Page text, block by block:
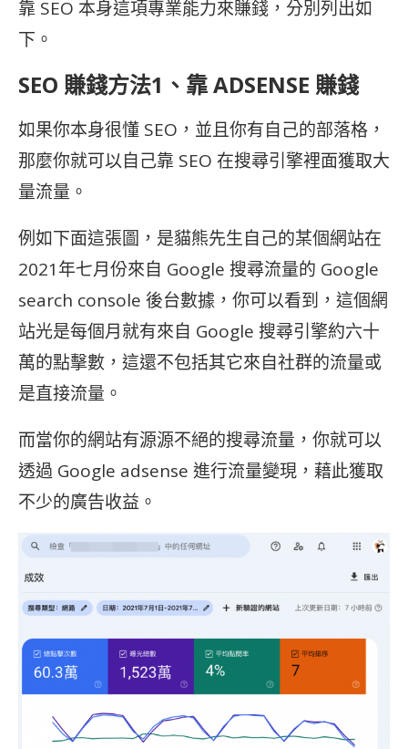
靠 SEO 本身這項專業能力來賺錢，分別列出如
下。
SEO 賺錢方法1、靠 ADSENSE 賺錢
如果你本身很懂 SEO，並且你有自己的部落格，
那麼你就可以自己靠 SEO 在搜尋引擎裡面獲取大
量流量。
例如下面這張圖，是貓熊先生自己的某個網站在
2021年七月份來自 Google 搜尋流量的 Google
search console 後台數據，你可以看到，這個網
站光是每個月就有來自 Google 搜尋引擎約六十
萬的點擊數，這還不包括其它來自社群的流量或
是直接流量。
而當你的網站有源源不絕的搜尋流量，你就可以
透過 Google adsense 進行流量變現，藉此獲取
不少的廣告收益。